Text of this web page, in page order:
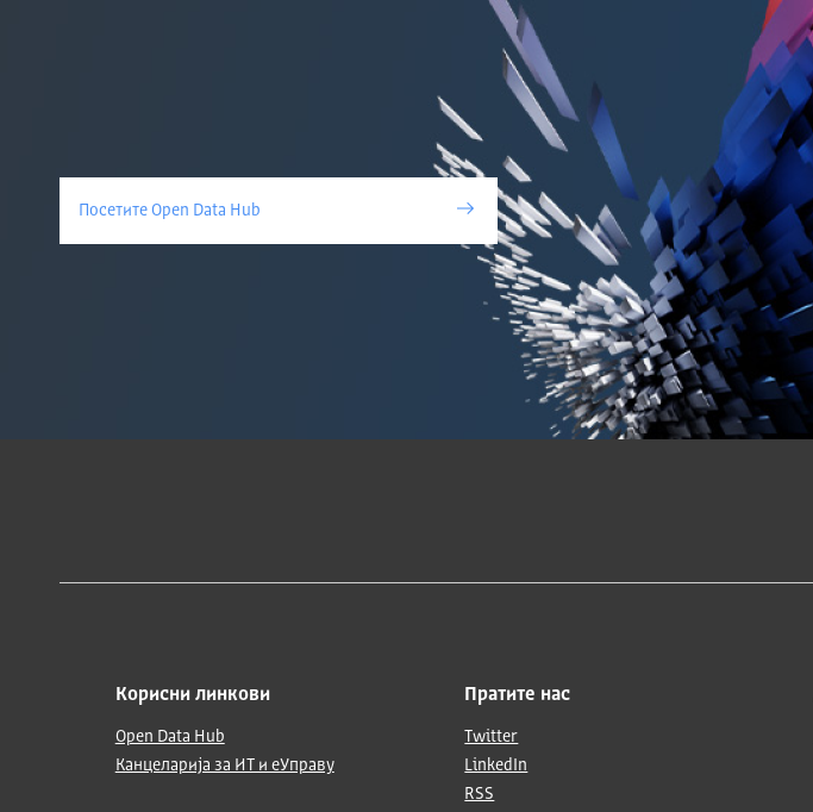
Посетите Open Data Hub
Корисни линкови
Open Data Hub
Канцеларија за ИТ и еУправу
Пратите нас
Twitter
LinkedIn
RSS